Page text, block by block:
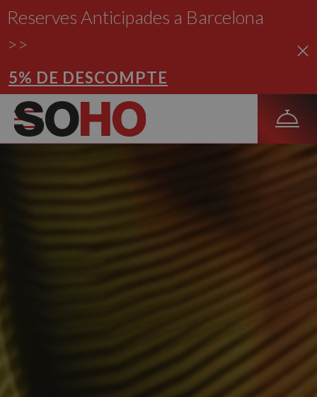
Reserves Anticipades a Barcelona
>>
5% DE DESCOMPTE